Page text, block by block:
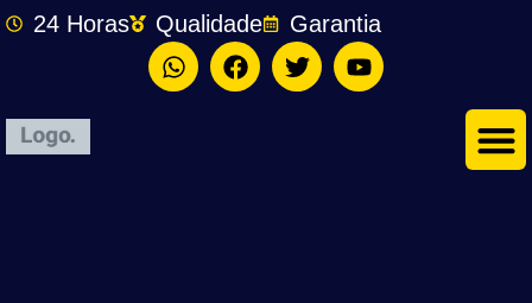
24 Horas Qualidade Garantia